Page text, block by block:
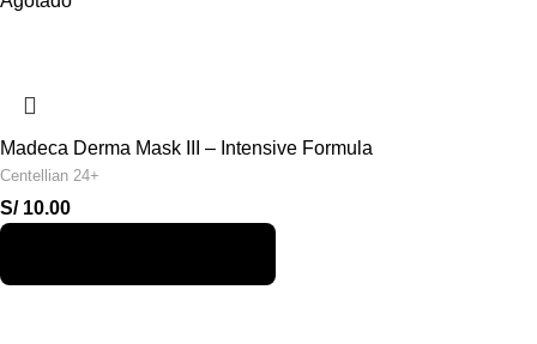
Madeca Derma Mask III – Intensive Formula
Centellian 24+
S/10.00